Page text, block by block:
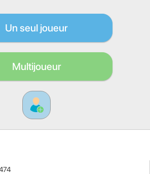
Un seul joueur
Multijoueur